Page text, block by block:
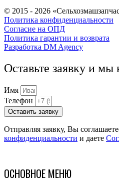
© 2015 - 2026
Политика конфиденциальности
Согласие на ОПД
Политика гарантии и возврата
Разработка DM Agency
Оставьте заявку и мы
Имя
Телефон
Оставить заявку
Отправляя заявку, Вы
конфиденциальности и даете
ОСНОВНОЕ МЕНЮ